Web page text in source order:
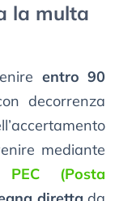
la multa
entro 90
decorrenza
mediante
PEC (Posta